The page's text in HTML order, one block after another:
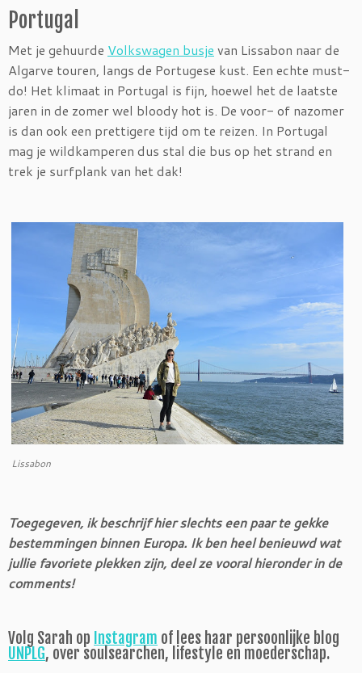
Portugal
Met je gehuurde Volkswagen busje van Lissabon naar de
Algarve touren, langs de Portugese kust. Een echte must-
do! Het klimaat in Portugal is fijn, hoewel het de laatste
jaren in de zomer wel bloody hot is. De voor- of nazomer
is dan ook een prettigere tijd om te reizen. In Portugal
mag je wildkamperen dus stal die bus op het strand en
trek je surfplank van het dak!
Lissabon
Toegegeven, ik beschrijf hier slechts een paar te gekke
bestemmingen binnen Europa. Ik ben heel benieuwd wat
jullie favoriete plekken zijn, deel ze vooral hieronder in de
comments!
Volg Sarah op Instagram of lees haar persoonlijke blog
UNPLG, over soulsearchen, lifestyle en moederschap.